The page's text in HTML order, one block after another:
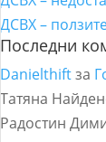
ДСВХ –
Последни
Danielthiftза
Татяна
Радостин